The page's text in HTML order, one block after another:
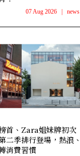
07 Aug 2026 news
首、Zara姐妹牌初次
二季排行登場，熱浪、
消費習慣